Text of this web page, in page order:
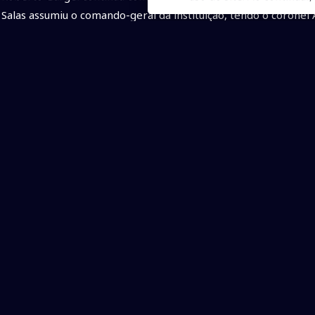
Salas assumiu o comando-geral da instituição, tendo o